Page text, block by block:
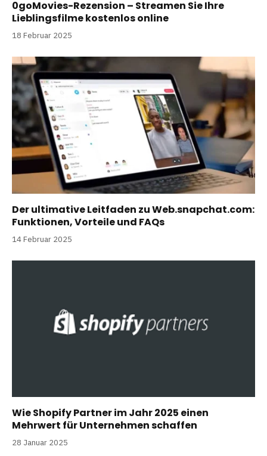
0goMovies-Rezension – Streamen Sie Ihre
Lieblingsfilme kostenlos online
18 Februar 2025
Der ultimative Leitfaden zu Web.snapchat.com:
Funktionen, Vorteile und FAQs
14 Februar 2025
Wie Shopify Partner im Jahr 2025 einen
Mehrwert für Unternehmen schaffen
28 Januar 2025